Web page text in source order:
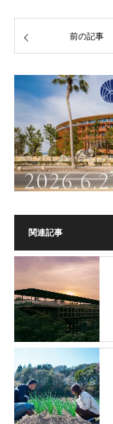
前の記事
関連記事